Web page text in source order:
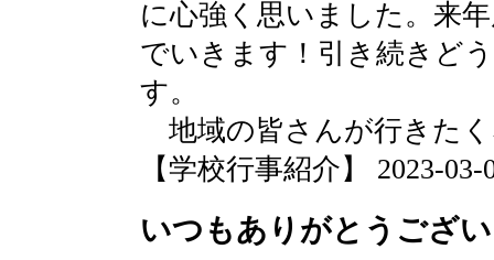
に心強く思いました。来
でいきます！引き続きど
す。
地域の皆さんが行きた
【学校行事紹介】 2023-03-
いつもありがとうござ